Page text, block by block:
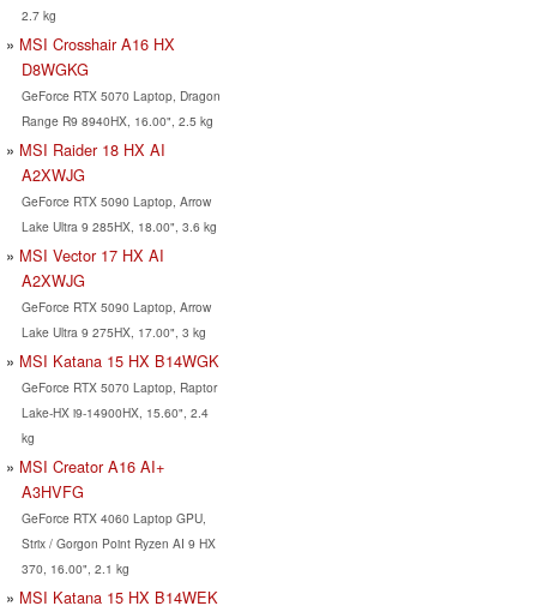
2.7 kg
MSI Crosshair A16 HX
D8WGKG
GeForce RTX 5070 Laptop, Dragon
Range R9 8940HX, 16.00", 2.5 kg
MSI Raider 18 HX AI
A2XWJG
GeForce RTX 5090 Laptop, Arrow
Lake Ultra 9 285HX, 18.00", 3.6 kg
MSI Vector 17 HX AI
A2XWJG
GeForce RTX 5090 Laptop, Arrow
Lake Ultra 9 275HX, 17.00", 3 kg
MSI Katana 15 HX B14WGK
GeForce RTX 5070 Laptop, Raptor
Lake-HX i9-14900HX, 15.60", 2.4
kg
MSI Creator A16 AI+
A3HVFG
GeForce RTX 4060 Laptop GPU,
Strix / Gorgon Point Ryzen AI 9 HX
370, 16.00", 2.1 kg
MSI Katana 15 HX B14WEK